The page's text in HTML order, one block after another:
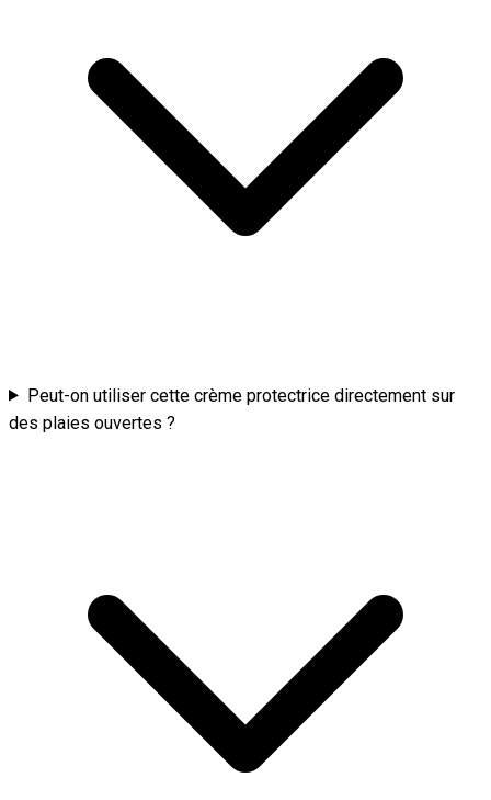
Peut-on utiliser cette crème protectrice directement sur
des plaies ouvertes ?